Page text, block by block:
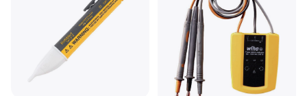
Benning Duspol 050263
O 3 pagos de 37,08 € TAE 0%